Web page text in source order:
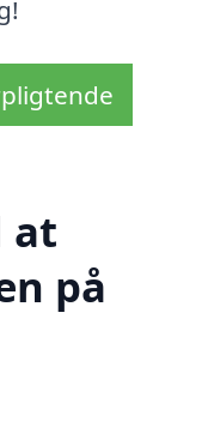
at
på